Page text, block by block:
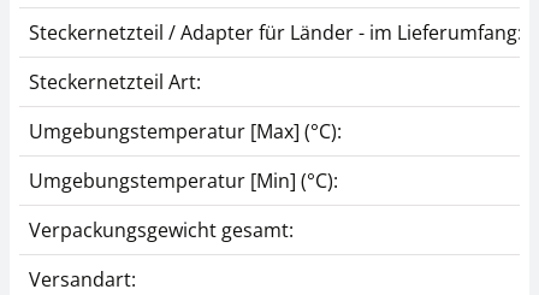
Steckernetzteil / Adapter für Länder - im Lieferumfang:
Steckernetzteil Art:
Umgebungstemperatur [Max] (°C):
Umgebungstemperatur [Min] (°C):
Verpackungsgewicht gesamt:
Versandart: